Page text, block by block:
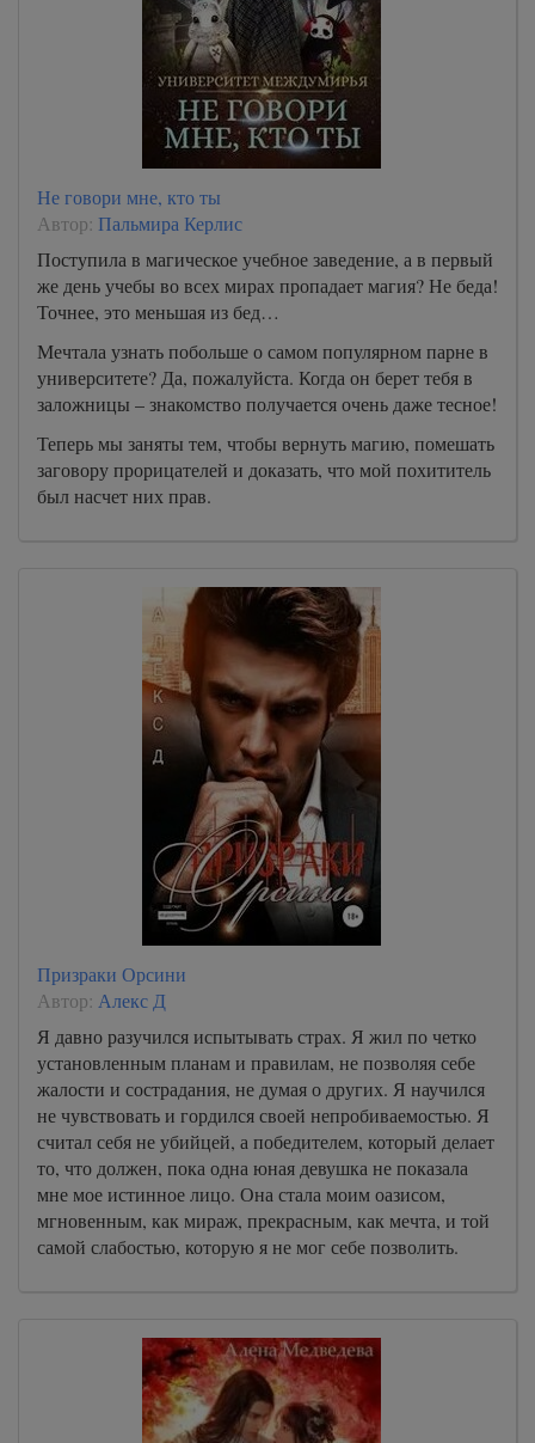
Не говори мне, кто ты
Автор: Пальмира Керлис
Поступила в магическое учебное заведение, а в первый
же день учебы во всех мирах пропадает магия? Не беда!
Точнее, это меньшая из бед…
Мечтала узнать побольше о самом популярном парне в
университете? Да, пожалуйста. Когда он берет тебя в
заложницы – знакомство получается очень даже тесное!
Теперь мы заняты тем, чтобы вернуть магию, помешать
заговору прорицателей и доказать, что мой похититель
был насчет них прав.
Призраки Орсини
Автор: Алекс Д
Я давно разучился испытывать страх. Я жил по четко
установленным планам и правилам, не позволяя себе
жалости и сострадания, не думая о других. Я научился
не чувствовать и гордился своей непробиваемостью. Я
считал себя не убийцей, а победителем, который делает
то, что должен, пока одна юная девушка не показала
мне мое истинное лицо. Она стала моим оазисом,
мгновенным, как мираж, прекрасным, как мечта, и той
самой слабостью, которую я не мог себе позволить.